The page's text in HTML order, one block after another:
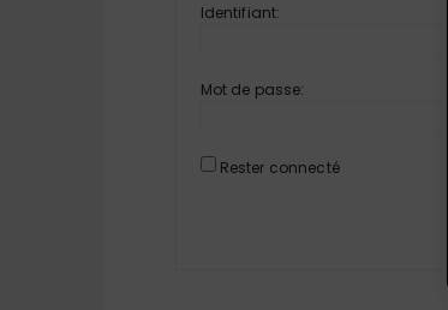
Identifiant:
Mot de passe:
Rester connecté